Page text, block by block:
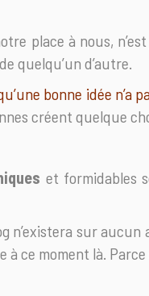
place à nous, n’est
quelqu’un d’autre.
bonne idée n’a
créent quelque
et formidables
n’existera sur
à ce moment là.